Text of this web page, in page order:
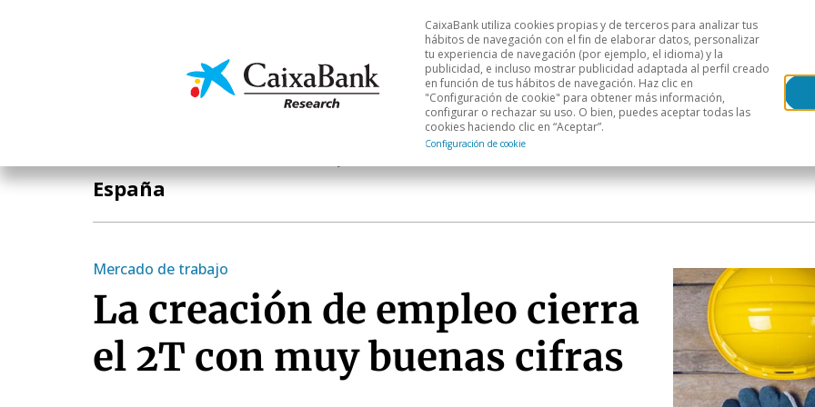
Economía y mercados Análisis sectorial Áreas geográficas
CaixaBank utiliza cookies propias y de terceros para analizar tus
hábitos de navegación con el fin de elaborar datos, personalizar
tu experiencia de navegación (por ejemplo, el idioma) y la
publicidad, e incluso mostrar publicidad adaptada al perfil creado
en función de tus hábitos de navegación. Haz clic en
"Configuración de cookie" para obtener más información,
configurar o rechazar su uso. O bien, puedes aceptar todas las
cookies haciendo clic en “Aceptar”.
Configuración de cookie
España
Mercado de trabajo
La creación de empleo cierra
el 2T con muy buenas cifras